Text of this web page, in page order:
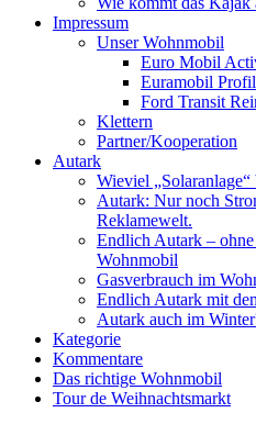
Impressum
Unser Wohnmobil
Euro Mobil
Euramobil
Ford Transit
Klettern
Partner/Kooperation
Autark
Wieviel
Autark: Nur noch
Reklamewelt.
Endlich Autark –
Wohnmobil
Gasverbrauch im
Endlich Autark mit
Autark auch im
Kategorie
Kommentare
Das richtige Wohnmobil
Tour de Weihnachtsmarkt